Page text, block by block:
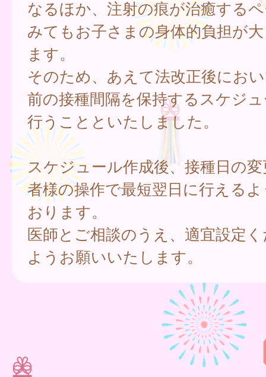
なるほか、注射の痕が治癒する
みてもお子さまの身体的負担が
ます。
そのため、あえて法改正後にお
前の接種間隔を保持するスケジ
行うことといたしました。
スケジュール作成後、接種日の
者様の操作で最短翌日に行える
おります。
医師とご相談のうえ、適宜設定
ようお願いいたします。